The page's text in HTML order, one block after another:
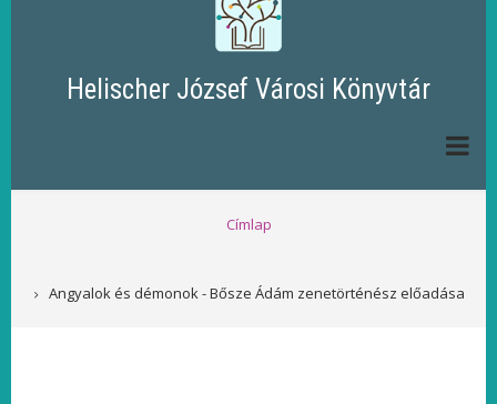
Helischer József Városi Könyvtár
Címlap
Angyalok és démonok - Bősze Ádám zenetörténész előadása